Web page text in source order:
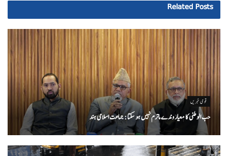
Related Posts
قومی خبریں
حب الوطنی کا معیار وندے ماترم نہیں ہو سکتا : جماعت اسلامی ہند